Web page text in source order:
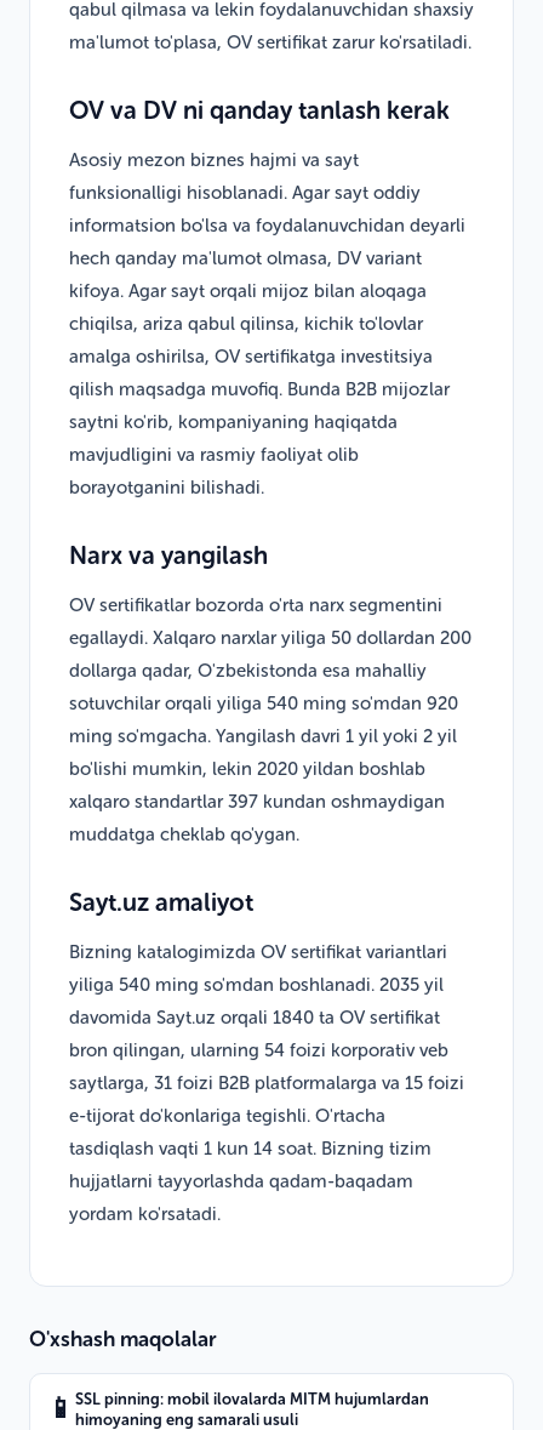
qabul qilmasa va lekin foydalanuvchidan shaxsiy
ma'lumot to'plasa, OV sertifikat zarur ko'rsatiladi.
OV va DV ni qanday tanlash kerak
Asosiy mezon biznes hajmi va sayt
funksionalligi hisoblanadi. Agar sayt oddiy
informatsion bo'lsa va foydalanuvchidan deyarli
hech qanday ma'lumot olmasa, DV variant
kifoya. Agar sayt orqali mijoz bilan aloqaga
chiqilsa, ariza qabul qilinsa, kichik to'lovlar
amalga oshirilsa, OV sertifikatga investitsiya
qilish maqsadga muvofiq. Bunda B2B mijozlar
saytni ko'rib, kompaniyaning haqiqatda
mavjudligini va rasmiy faoliyat olib
borayotganini bilishadi.
Narx va yangilash
OV sertifikatlar bozorda o'rta narx segmentini
egallaydi. Xalqaro narxlar yiliga 50 dollardan 200
dollarga qadar, O'zbekistonda esa mahalliy
sotuvchilar orqali yiliga 540 ming so'mdan 920
ming so'mgacha. Yangilash davri 1 yil yoki 2 yil
bo'lishi mumkin, lekin 2020 yildan boshlab
xalqaro standartlar 397 kundan oshmaydigan
muddatga cheklab qo'ygan.
Sayt.uz amaliyot
Bizning katalogimizda OV sertifikat variantlari
yiliga 540 ming so'mdan boshlanadi. 2035 yil
davomida Sayt.uz orqali 1840 ta OV sertifikat
bron qilingan, ularning 54 foizi korporativ veb
saytlarga, 31 foizi B2B platformalarga va 15 foizi
e-tijorat do'konlariga tegishli. O'rtacha
tasdiqlash vaqti 1 kun 14 soat. Bizning tizim
hujjatlarni tayyorlashda qadam-baqadam
yordam ko'rsatadi.
O'xshash maqolalar
📱 SSL pinning: mobil ilovalarda MITM hujumlardan
himoyaning eng samarali usuli